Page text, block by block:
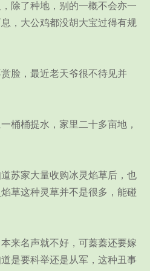
了种地，别的一概不会亦一
，大公鸡都没胡大宝过得有规
，最近老天爷很不待见并
桶提水，家里二十多亩地，
家大量收购冰灵焰草后，也
草这种灵草并不是很多，能碰
名声就不好，可蓁蓁还要嫁
是要科举还是从军，这种丑事